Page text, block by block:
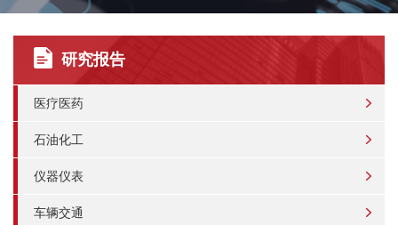
研究报告
医疗医药
石油化工
仪器仪表
车辆交通